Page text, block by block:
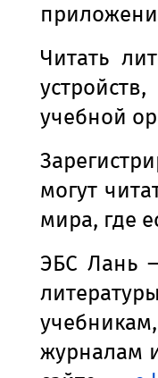
Читать
учебной
могут
мира, где
ЭБС Лань
журналам